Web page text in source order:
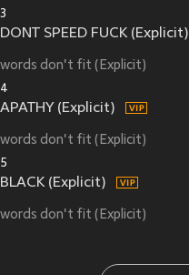
3
DONT SPEED FUCK (Explicit)
words don't fit (Explicit)
4
APATHY (Explicit)
words don't fit (Explicit)
5
BLACK (Explicit)
words don't fit (Explicit)